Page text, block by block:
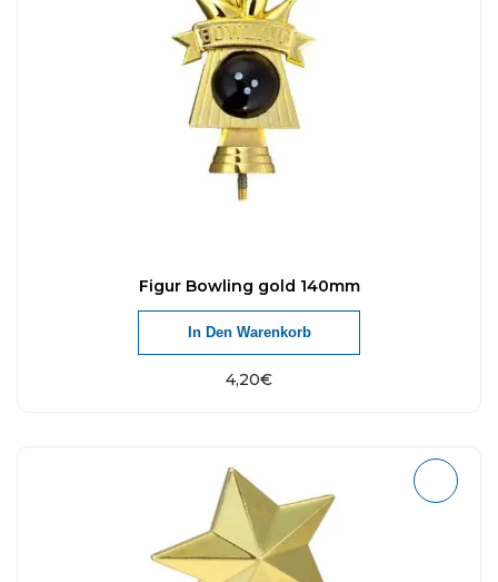
Figur Bowling gold 140mm
4,20€
In Den Warenkorb